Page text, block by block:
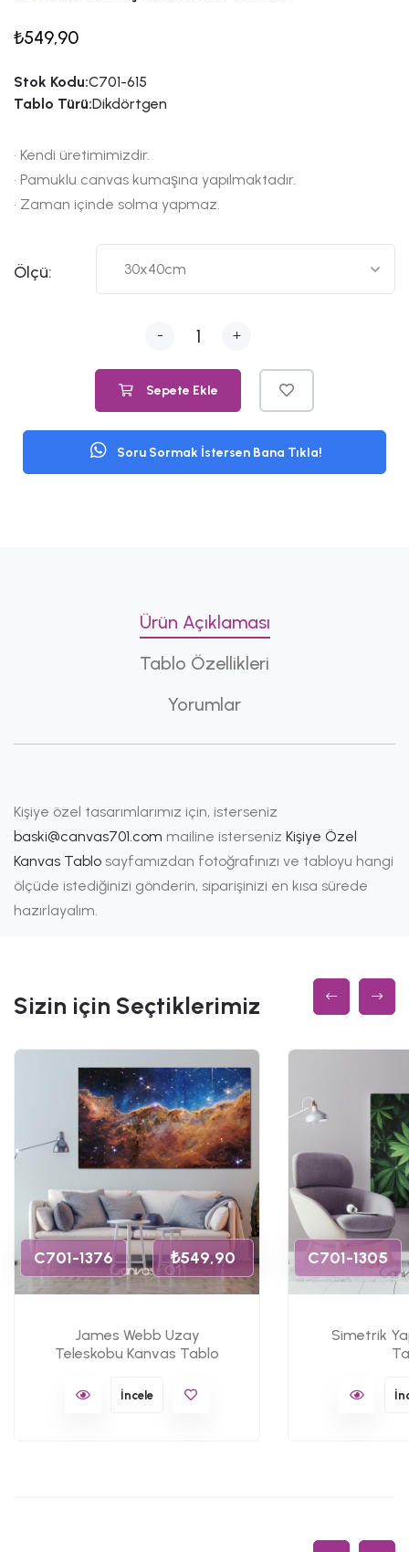
₺549,90
Stok Kodu:C701-615
Tablo Türü:Dikdörtgen
• Kendi üretimimizdir.
• Pamuklu canvas kumaşına yapılmaktadır.
• Zaman içinde solma yapmaz.
Ölçü:
- +
Sepete Ekle
Soru Sormak İstersen Bana Tıkla!
Ürün Açıklaması
Tablo Özellikleri
Yorumlar
Kişiye özel tasarımlarımız için, isterseniz
baski@canvas701.com mailine isterseniz Kişiye Özel
Kanvas Tablo sayfamızdan fotoğrafınızı ve tabloyu hangi
ölçüde istediğinizi gönderin, siparişinizi en kısa sürede
hazırlayalım.
Sizin için Seçtiklerimiz
C701-1376 ₺549,90
James Webb Uzay
Teleskobu Kanvas Tablo
İncele
C701-1305
Simetrik